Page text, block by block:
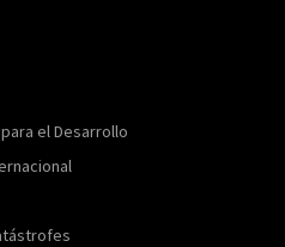
el Desarrollo